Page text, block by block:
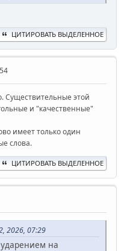
ЦИТИРОВАТЬ ВЫДЕЛЕННОЕ
Существительные этой
и "качественные"
имеет только один
слова.
ЦИТИРОВАТЬ ВЫДЕЛЕННОЕ
2026, 07:29
ударением на